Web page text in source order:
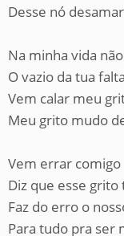
Desse nó
Na minha vida
O vazio da tua
Vem calar meu
Meu grito mudo
Vem errar comigo
Diz que esse
Faz do erro o
Para tudo pra ser